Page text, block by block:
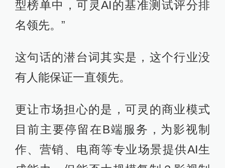
型榜单中，可灵AI的基准测试评分排
名领先。”
这句话的潜台词其实是，这个行业没
有人能保证一直领先。
更让市场担心的是，可灵的商业模式
目前主要停留在B端服务，为影视制
作、营销、电商等专业场景提供AI生